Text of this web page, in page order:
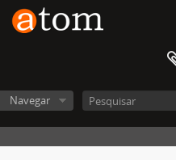
Navegar